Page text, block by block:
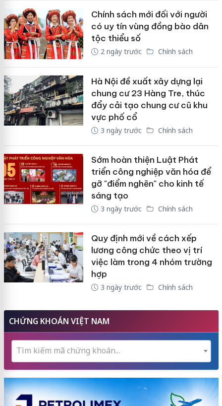
Chính sách mới đối với người
có uy tín vùng đồng bào dân
tộc thiểu số
2 ngày trước Chính sách
Hà Nội đề xuất xây dựng lại
chung cư 23 Hàng Tre, thúc
đẩy cải tạo chung cư cũ khu
vực phố cổ
3 ngày trước Chính sách
Sớm hoàn thiện Luật Phát
triển công nghiệp văn hóa để
gỡ "điểm nghẽn" cho kinh tế
sáng tạo
3 ngày trước Chính sách
Quy định mới về cách xếp
lương công chức theo vị trí
việc làm trong 4 nhóm trường
hợp
3 ngày trước Chính sách
CHỨNG KHOÁN VIỆT NAM
Tìm kiếm mã chứng khoán...